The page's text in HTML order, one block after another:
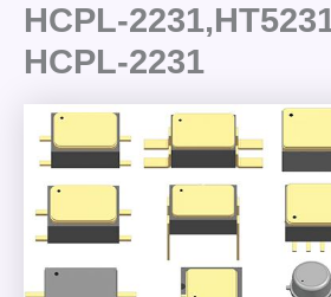
HCPL-
HCPL-2231